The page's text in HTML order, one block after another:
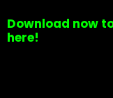
Download now
here!